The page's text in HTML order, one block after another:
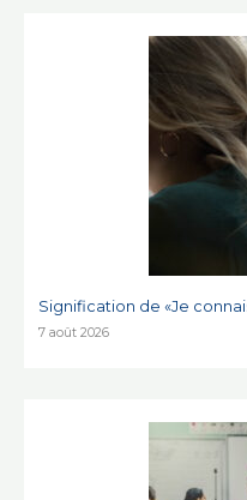
Signification de «Je
7 août 2026